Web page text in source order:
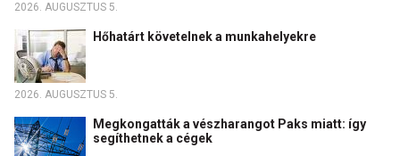
2026. AUGUSZTUS 5.
Hőhatárt követelnek a munkahelyekre
2026. AUGUSZTUS 5.
Megkongatták a vészharangot Paks miatt: így
segíthetnek a cégek